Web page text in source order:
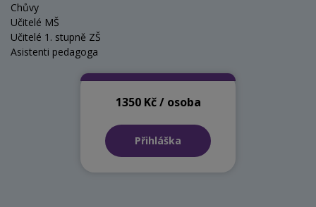
Chůvy
Učitelé MŠ
Učitelé 1. stupně ZŠ
Asistenti pedagoga
1350 Kč / osoba
Přihláška